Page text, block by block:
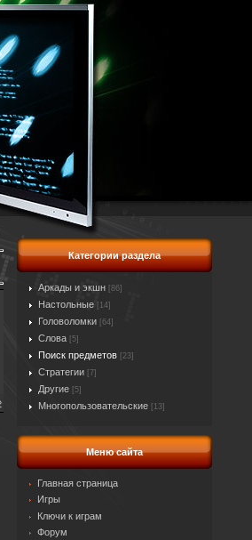
Категории раздела
Аркады и экшн [86]
Настольные [14]
Головоломки [64]
Слова [5]
Поиск предметов [23]
Стратегии [7]
Другие [5]
Многопользовательские [13]
Меню сайта
Главная страница
Игры
Ключи к играм
Форум